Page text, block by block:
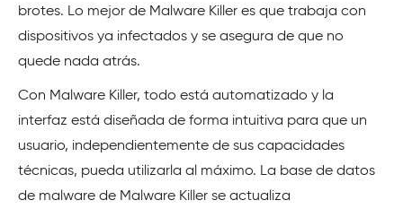
brotes. Lo mejor de Malware Killer es que trabaja con
dispositivos ya infectados y se asegura de que no
quede nada atrás.
Con Malware Killer, todo está automatizado y la
interfaz está diseñada de forma intuitiva para que un
usuario, independientemente de sus capacidades
técnicas, pueda utilizarla al máximo. La base de datos
de malware de Malware Killer se actualiza